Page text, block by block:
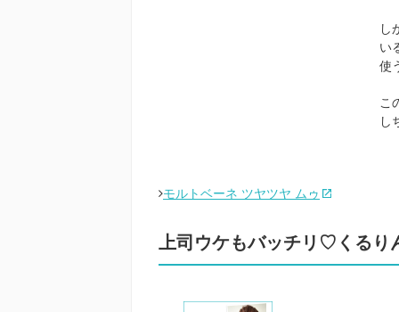
し
い
使
こ
し
モルトベーネ ツヤツヤ ムゥ
上司ウケもバッチリ♡くるり